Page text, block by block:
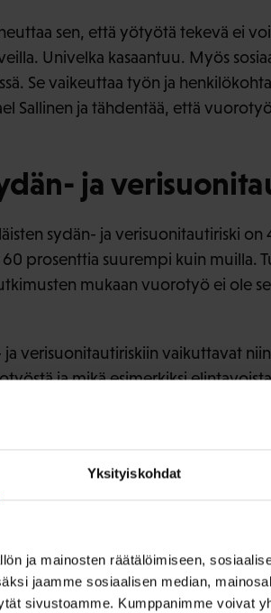
Yksityiskohdat
ja mainosten räätälöimiseen,
jaamme sosiaalisen median,
sivustoamme. Kumppanimme voivat
sen, että yötyötä tekevä ei
Univelka kasaantuu. Myös
Se vaikeuttaa työn ja
Sallinen ja tähdentää, että
ja
sydän- ja verisuonitautiriski
prosenttia suurempi kuin muilla.
mukaan vuorotyö ei ole
ja verisuonitautiriskiin vaikuttavat
ja mikä esimerkiksi
jos on muita riskitekijöitä.
erityisen tärkeää syödä
on hidasta